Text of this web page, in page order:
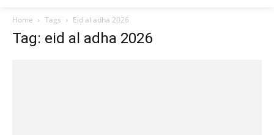
Home Tags Eid al adha 2026
Tag: eid al adha 2026